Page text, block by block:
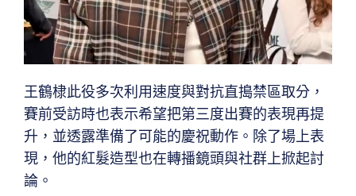
王鶴棣此役多次利用速度與對抗直搗禁區取分，
賽前受訪時也表示希望把第三度出賽的表現再提
升，並透露準備了可能的慶祝動作。除了場上表
現，他的紅髮造型也在轉播鏡頭與社群上掀起討
論。